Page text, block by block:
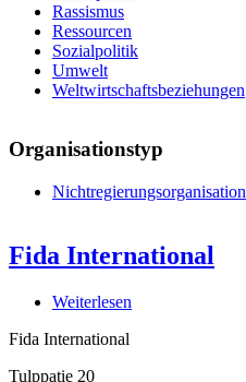
Rassismus
Ressourcen
Sozialpolitik
Umwelt
Weltwirtschaftsbeziehungen
Organisationstyp
Nichtregierungsorganisation
Fida International
Weiterlesen
Fida International
Tulppatie 20